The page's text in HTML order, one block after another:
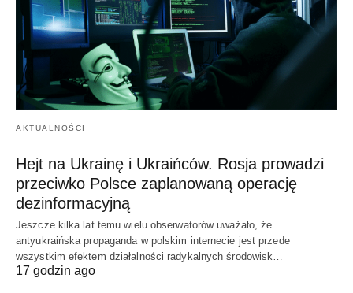
AKTUALNOŚCI
Hejt na Ukrainę i Ukraińców. Rosja prowadzi
przeciwko Polsce zaplanowaną operację
dezinformacyjną
Jeszcze kilka lat temu wielu obserwatorów uważało, że
antyukraińska propaganda w polskim internecie jest przede
wszystkim efektem działalności radykalnych środowisk…
17 godzin ago